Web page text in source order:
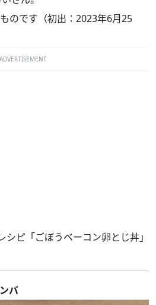
のです（初出：2023年6月25
ADVERTISEMENT
シピ「ごぼうベーコン卵とじ丼」
バ